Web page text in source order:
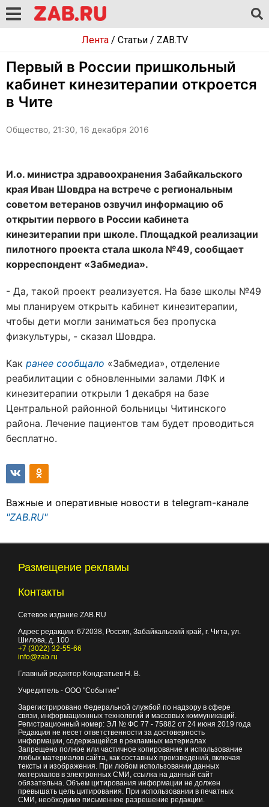
Лента/ Статьи/ ZAB.TV
Первый в России пришкольный
кабинет кинезитерапии откроется
в Чите
Общество, 21:30, 16 декабря 2016
И.о. министра здравоохранения Забайкальского
края Иван Шовдра на встрече с региональным
советом ветеранов озвучил информацию об
открытии первого в России кабинета
кинезитерапии при школе. Площадкой реализации
пилотного проекта стала школа №49, сообщает
корреспондент «Забмедиа».
- Да, такой проект реализуется. На базе школы №49
мы планируем открыть кабинет кинезитерапии,
чтобы дети могли заниматься без пропуска
физкультуры, - сказал Шовдра.
Как ранее сообщало «Забмедиа», отделение
реабилитации с обновленными залами ЛФК и
кинезитерапии открыли 1 декабря на базе
Центральной районной больницы Читинского
района. Лечение пациентов там будет проводиться
бесплатно.
Важные и оперативные новости в telegram-канале
"ZAB.RU"
Размещение рекламы
Контакты
Сетевое издание ZAB.RU
Адрес редакции: 672038, Россия, Забайкальский край, г. Чита, ул.
Шилова, д. 100
+7 (3022) 32-55-66
info@zab.ru
Главный редактор Кондратьев Н. В.
Учредитель - ООО "Событие"
Зарегистрировано Федеральной службой по надзору в сфере
связи, информационных технологий и массовых коммуникаций.
Регистрационный номер: ЭЛ № ФС 77 - 75882 от 24 июня 2019 года
Редакция не несет ответственности за достоверность
информации, содержащейся в рекламных материалах
Запрещено полное или частичное копирование и использование
любых материалов сайта, как составных произведений, включая
тексты и изображения. При любом использовании данных
материалов в электронных СМИ, ссылка на данный сайт
обязательна. Объем цитирования информации не должен
превышать цель цитирования. При использовании в печатных
СМИ, необходимо письменное разрешение редакции.